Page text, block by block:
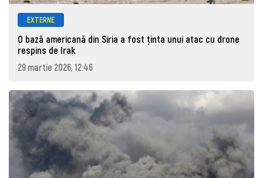
EXTERNE
O bază americană din Siria a fost ținta unui atac cu drone
respins de Irak
29 martie 2026, 12:46